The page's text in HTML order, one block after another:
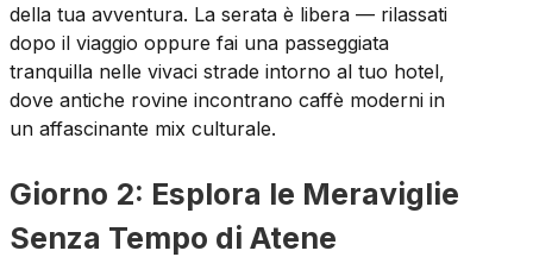
della tua avventura. La serata è libera — rilassati
dopo il viaggio oppure fai una passeggiata
tranquilla nelle vivaci strade intorno al tuo hotel,
dove antiche rovine incontrano caffè moderni in
un affascinante mix culturale.
Giorno 2: Esplora le Meraviglie
Senza Tempo di Atene